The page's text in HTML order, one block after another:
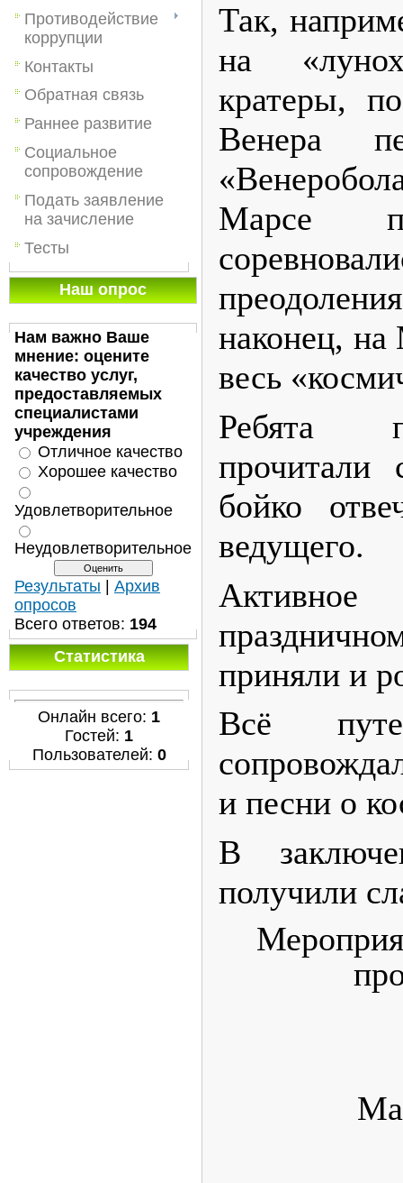
Противодействие
коррупции
Контакты
Обратная связь
Раннее развитие
Социальное
сопровождение
Подать заявление
на зачисление
Тесты
Наш опрос
Нам важно Ваше
мнение: оцените
качество услуг,
предоставляемых
специалистами
учреждения
Отличное качество
Хорошее качество
Удовлетворительное
Неудовлетворительное
Результаты
Архив
опросов
Всего ответов: 194
Статистика
Онлайн всего: 1
Гостей: 1
Пользователей: 0
Так,
на
кратеры,
Венера
Марсе
наконец,
весь
Ребята
прочитали
бойко
ведущего.
приняли и
Всё
и песни о
В
получили